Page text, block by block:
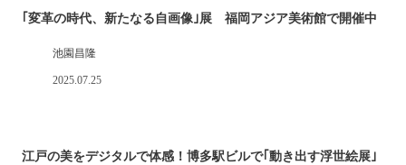
｢変革の時代、新たなる自画像｣展 福岡アジア美術館で開催中
池園昌隆
2025.07.25
江戸の美をデジタルで体感！博多駅ビルで｢動き出す浮世絵展｣